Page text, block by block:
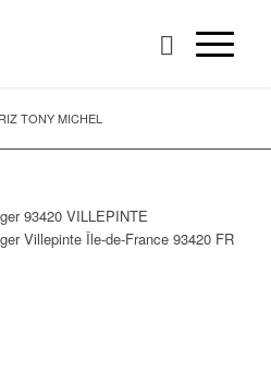
TONY MICHEL
93420 VILLEPINTE
Villepinte Île-de-France 93420 FR